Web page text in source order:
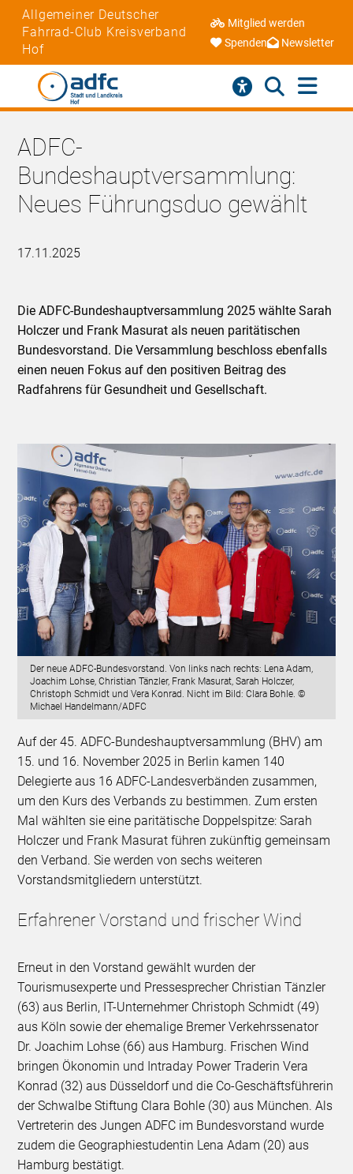
Allgemeiner Deutscher
Fahrrad-Club Kreisverband
Hof
Mitglied werden
Spenden
Newsletter
ADFC-
Bundeshauptversammlung:
Neues Führungsduo gewählt
17.11.2025
Die ADFC-Bundeshauptversammlung 2025 wählte Sarah
Holczer und Frank Masurat als neuen paritätischen
Bundesvorstand. Die Versammlung beschloss ebenfalls
einen neuen Fokus auf den positiven Beitrag des
Radfahrens für Gesundheit und Gesellschaft.
Der neue ADFC-Bundesvorstand. Von links nach rechts: Lena Adam,
Joachim Lohse, Christian Tänzler, Frank Masurat, Sarah Holczer,
Christoph Schmidt und Vera Konrad. Nicht im Bild: Clara Bohle. ©
Michael Handelmann/ADFC
Auf der 45. ADFC-Bundeshauptversammlung (BHV) am
15. und 16. November 2025 in Berlin kamen 140
Delegierte aus 16 ADFC-Landesverbänden zusammen,
um den Kurs des Verbands zu bestimmen. Zum ersten
Mal wählten sie eine paritätische Doppelspitze: Sarah
Holczer und Frank Masurat führen zukünftig gemeinsam
den Verband. Sie werden von sechs weiteren
Vorstandsmitgliedern unterstützt.
Erfahrener Vorstand und frischer Wind
Erneut in den Vorstand gewählt wurden der
Tourismusexperte und Pressesprecher Christian Tänzler
(63) aus Berlin, IT-Unternehmer Christoph Schmidt (49)
aus Köln sowie der ehemalige Bremer Verkehrssenator
Dr. Joachim Lohse (66) aus Hamburg. Frischen Wind
bringen Ökonomin und Intraday Power Traderin Vera
Konrad (32) aus Düsseldorf und die Co-Geschäftsführerin
der Schwalbe Stiftung Clara Bohle (30) aus München. Als
Vertreterin des Jungen ADFC im Bundesvorstand wurde
zudem die Geographiestudentin Lena Adam (20) aus
Hamburg bestätigt.